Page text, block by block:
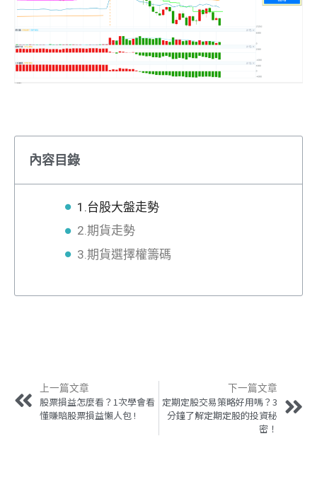
內容目錄
1.台股大盤走勢
2.期貨走勢
3.期貨選擇權籌碼
上一篇文章
股票損益怎麼看？1次學會看
懂賺賠股票損益懶人包 !
下一篇文章
定期定股交易策略好用嗎？3
分鐘了解定期定股的投資秘
密！